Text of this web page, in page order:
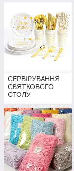
СЕРВІРУВАННЯ
СВЯТКОВОГО
СТОЛУ